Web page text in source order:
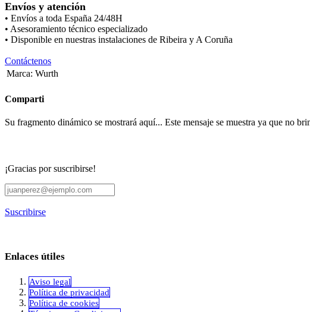
Envíos y atención
• Envíos a toda España 24/48H
• Asesoramiento técnico especializado
• Disponible en nuestras instalaciones de Ribeira y A Coruña
Contáctenos
Marca: Wurth
Comparti
Su fragmento dinámico se mostrará aquí... Este mensaje se muestra ya que no
¡Gracias por suscribirse!
Suscribirse
Enlaces útiles
Aviso legal
Política de privacidad
​Política de cookies